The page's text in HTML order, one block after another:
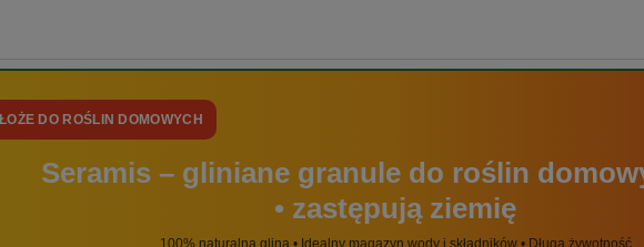
DO ROŚLIN DOMOWYCH
Seramis – gliniane granule do roślin
• zastępują ziemię